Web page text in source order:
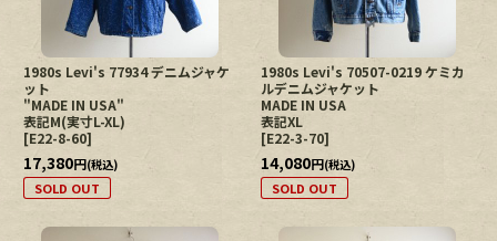
1980s Levi's 77934 デニムジャケ
ット
"MADE IN USA"
表記M(実寸L-XL)
[E22-8-60]
17,380円(税込)
SOLD OUT
1980s Levi's 70507-0219 ケミカ
ルデニムジャケット
MADE IN USA
表記XL
[E22-3-70]
14,080円(税込)
SOLD OUT